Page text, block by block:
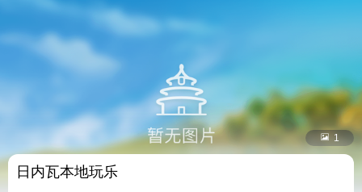
 1
日内瓦本地玩乐